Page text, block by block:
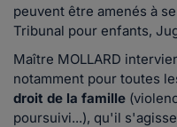
peuvent être amenés à
Tribunal pour enfants,
Maître MOLLARD
notamment pour toutes
droit de la famille
poursuivi...), qu'il